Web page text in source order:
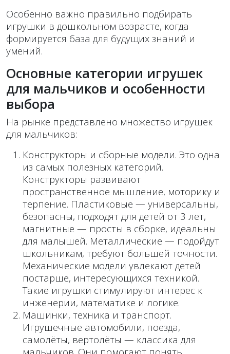
Особенно важно правильно подбирать
игрушки в дошкольном возрасте, когда
формируется база для будущих знаний и
умений.
Основные категории игрушек
для мальчиков и особенности
выбора
На рынке представлено множество игрушек
для мальчиков:
Конструкторы и сборные модели. Это одна
из самых полезных категорий.
Конструкторы развивают
пространственное мышление, моторику и
терпение. Пластиковые — универсальны,
безопасны, подходят для детей от 3 лет,
магнитные — просты в сборке, идеальны
для малышей. Металлические — подойдут
школьникам, требуют большей точности.
Механические модели увлекают детей
постарше, интересующихся техникой.
Такие игрушки стимулируют интерес к
инженерии, математике и логике.
Машинки, техника и транспорт.
Игрушечные автомобили, поезда,
самолёты, вертолёты — классика для